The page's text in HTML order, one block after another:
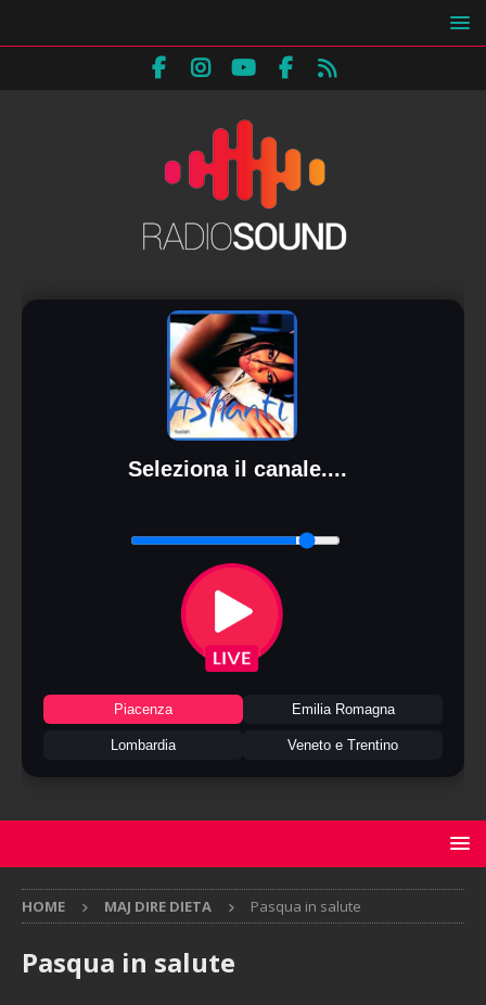
Seleziona il canale....
Piacenza Emilia Romagna
Lombardia Veneto e Trentino
HOME MAJ DIRE DIETA Pasqua in salute
Pasqua in salute